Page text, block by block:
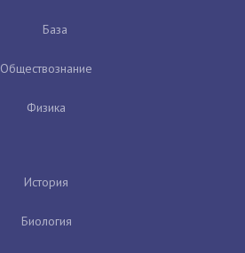
База
Обществознание
Физика
История
Биология